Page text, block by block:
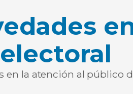
la atención al público